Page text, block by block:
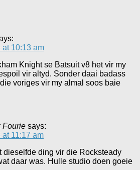
at 10:13 am
Knight se Batsuit v8 het vir my
vir altyd. Sonder daai badass
voriges vir my almal soos baie
Fourie says:
11:17 am
dieselfde ding vir die Rocksteady
daar was. Hulle studio doen goeie